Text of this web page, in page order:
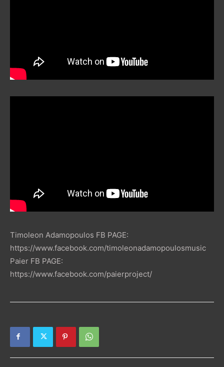
Timoleon Adamopoulos FB PAGE:
https://www.facebook.com/timoleonadamopoulosmusic
Paier FB PAGE:
https://www.facebook.com/paierproject/